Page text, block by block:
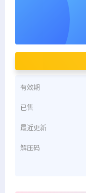
有效期
已售
最近更新
解压码